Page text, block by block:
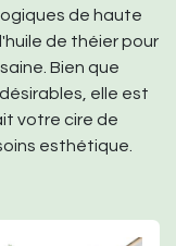
de haute
de théier pour
Bien que
elle est
votre cire de
esthétique.